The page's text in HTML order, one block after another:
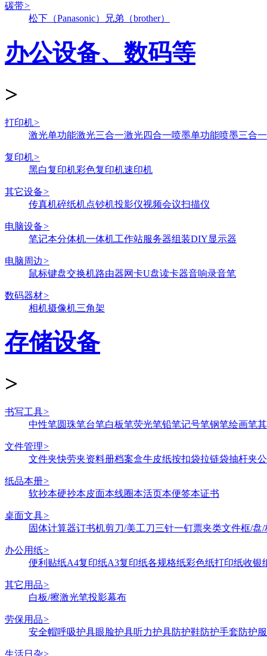
碳带>
松下（Panasonic）
兄弟（brother）
办公设备、数码等
>
打印机>
激光单功能激光三合一激光四合一喷墨单功能喷墨三合一
复印机>
黑白复印机彩色复印机速印机
其它设备>
传真机碎纸机点钞机投影仪视频会议扫描仪
电脑设备>
笔记本分体机一体机工作站服务器组装DIY显示器
电脑周边>
鼠标键盘交换机路由器网卡U盘读卡器音响录音笔
数码器材>
相机摄像机三角架
存储设备
>
书写工具>
中性笔圆珠笔台笔白板笔荧光笔铅笔记号笔钢笔绘画笔
文件管理>
文件夹快劳夹资料册档案盒牛皮纸按扣袋拉链袋抽杆夹
纸品本册>
软抄本硬抄本皮面本线圈本活页本便签本证书
桌面文具>
固体计算器订书机剪刀/美工刀三针一钉票夹类文件框/盘/
办公用纸>
便利贴纸A4复印纸A3复印纸各规格纸彩色纸打印纸收银
其它用品>
白板/擦激光笔投影幕布
劳保用品>
安全帽呼吸护具眼脸护具听力护具防护鞋防护手套防护服
生活日杂>